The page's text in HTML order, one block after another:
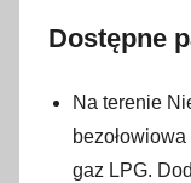
iDostępne
Na terenie
gaz LPG.